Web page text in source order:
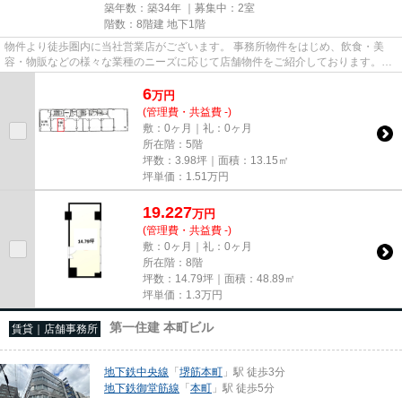
築年数：築34年 ｜募集中： 2室
階数：8階建 地下1階
物件より徒歩圏内に当社営業店がございます。 事務所物件をはじめ、飲食・美
容・物販などの様々な業種のニーズに応じて店舗物件をご紹介しております。
尚、弊社ではおとり広告は一切...
6万円
(管理費・共益費 -)
敷：0ヶ月｜礼：0ヶ月
所在階：5階
坪数：3.98坪｜面積：13.15㎡
坪単価： 1.51 万円
19.227万円
(管理費・共益費 -)
敷：0ヶ月｜礼：0ヶ月
所在階：8階
坪数：14.79坪｜面積：48.89㎡
坪単価： 1.3万円
賃貸｜店舗事務所 第一住建 本町ビル
地下鉄中央線 「堺筋本町 」駅 徒歩3分
地下鉄御堂筋線 「本町 」駅 徒歩5分